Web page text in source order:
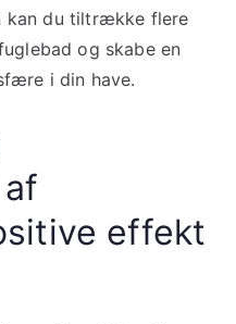
kan du tiltrække flere
og skabe en
i din have.
effekt